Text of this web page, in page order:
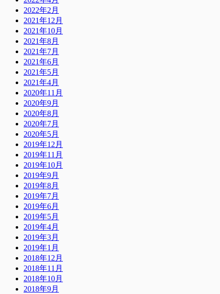
2022年2月
2021年12月
2021年10月
2021年8月
2021年7月
2021年6月
2021年5月
2021年4月
2020年11月
2020年9月
2020年8月
2020年7月
2020年5月
2019年12月
2019年11月
2019年10月
2019年9月
2019年8月
2019年7月
2019年6月
2019年5月
2019年4月
2019年3月
2019年1月
2018年12月
2018年11月
2018年10月
2018年9月